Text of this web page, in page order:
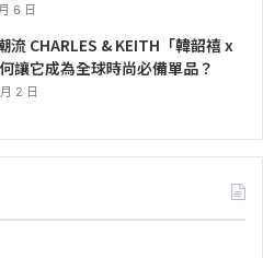
6 日
流 CHARLES & KEITH「韓韶禧 x
讓它成為全球時尚必備單品？
2 日